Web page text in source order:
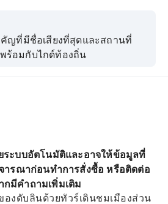
ญที่มีชื่อเสียงที่สุดและสถานที่
ร้อมกับไกด์ท้องถิ่น
แท้จริงของเมืองขณะสำรวจ
มหาวิหารไครสต์เชิร์ช
งจากมุมมองของคนท้องถิ่น
สนใจเกี่ยวกับประวัติศาสตร์และ
งจากไกด์ของคุณ
ะบบอัตโนมัติและอาจให้ข้อมูลที่
ารณาก่อนทำการสั่งซื้อ หรือติดต่อ
มีคำถามเพิ่มเติม
งดับลินด้วยทัวร์เดินชมเมืองส่วน